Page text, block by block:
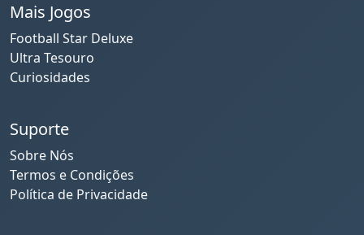
Mais Jogos
Football Star Deluxe
Ultra Tesouro
Curiosidades
Suporte
Sobre Nós
Termos e Condições
Política de Privacidade